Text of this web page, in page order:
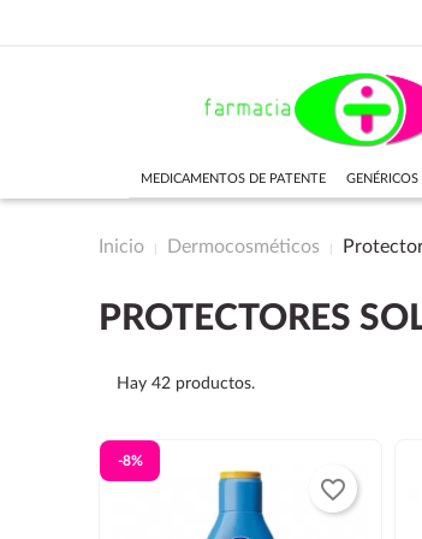
MEDICAMENTOS DE PATENTE GENÉRICOS
Inicio Dermocosméticos
PROTECTORES
Hay 42 productos.
-8%
favorite_border